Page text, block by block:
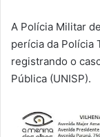
A Polícia Militar
perícia da Polícia
registrando o
Pública (UNISP).